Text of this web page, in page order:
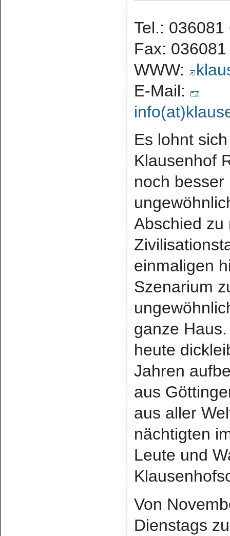
Tel.: 036081
Fax:
WWW:
E-Mail:
Es lohnt
Klausenhof
noch besser
Abschied zu
einmaligen
Szenarium
ganze
heute
Jahren
aus
aus aller
nächtigten
Leute und
Von
Dienstags